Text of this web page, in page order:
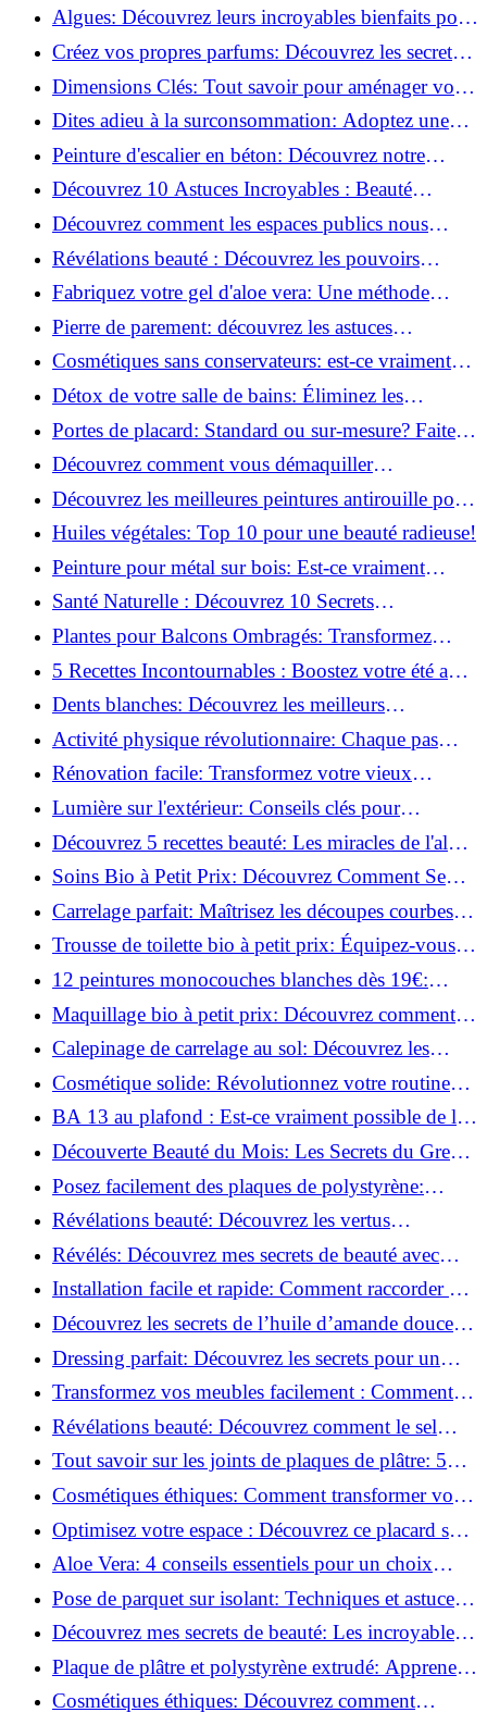
revitaliser les peaux fatiguées!
Algues: Découvrez leurs incroyables bienfaits pour
la santé et la beauté!
Créez vos propres parfums: Découvrez les secrets
de la fabrication artisanale!
Dimensions Clés: Tout savoir pour aménager votre
salle de bains!
Dites adieu à la surconsommation: Adoptez une
vie plus simple!
Peinture d'escalier en béton: Découvrez notre
tutoriel facile et rapide!
Découvrez 10 Astuces Incroyables : Beauté
Naturelle avec le Concombre !
Découvrez comment les espaces publics nous
incitent à être plus actifs : Révélations surprenantes!
Révélations beauté : Découvrez les pouvoirs
insoupçonnés du concombre!
Fabriquez votre gel d'aloe vera: Une méthode
simple et rapide à la maison!
Pierre de parement: découvrez les astuces
infaillibles pour un nettoyage parfait!
Cosmétiques sans conservateurs: est-ce vraiment
possible?
Détox de votre salle de bains: Éliminez les
ingrédients nocifs dès maintenant!
Portes de placard: Standard ou sur-mesure? Faites
le meilleur choix!
Découvrez comment vous démaquiller
naturellement: Astuces et secrets révélés!
Découvrez les meilleures peintures antirouille pour
le fer: Top 12 analysé!
Huiles végétales: Top 10 pour une beauté radieuse!
Peinture pour métal sur bois: Est-ce vraiment
possible?
Santé Naturelle : Découvrez 10 Secrets
Incontournables pour un Bien-être Optimal!
Plantes pour Balcons Ombragés: Transformez
votre Terrasse en Oasis Verte!
5 Recettes Incontournables : Boostez votre été avec
des huiles essentielles!
Dents blanches: Découvrez les meilleurs
ingrédients naturels!
Activité physique révolutionnaire: Chaque pas
compte pour votre santé!
Rénovation facile: Transformez votre vieux
parquet irrégulier en un clin d'œil!
Lumière sur l'extérieur: Conseils clés pour
concevoir et installer votre éclairage!
Découvrez 5 recettes beauté: Les miracles de l'aloe
vera pour votre peau!
Soins Bio à Petit Prix: Découvrez Comment Se
Chouchouter Pour Moins de 35€!
Carrelage parfait: Maîtrisez les découpes courbes
facilement!
Trousse de toilette bio à petit prix: Équipez-vous
pour moins de 25€!
12 peintures monocouches blanches dès 19€:
Découvrez les meilleures offres!
Maquillage bio à petit prix: Découvrez comment
s'équiper pour moins de 50€!
Calepinage de carrelage au sol: Découvrez les
astuces incontournables!
Cosmétique solide: Révolutionnez votre routine
beauté pour zéro déchet!
BA 13 au plafond : Est-ce vraiment possible de les
coller ?
Découverte Beauté du Mois: Les Secrets du Green
Glamour !
Posez facilement des plaques de polystyrène:
Transformez votre plafond sans effort !
Révélations beauté: Découvrez les vertus
insoupçonnées de l'huile de coco!
Révélés: Découvrez mes secrets de beauté avec
l'huile de ricin!
Installation facile et rapide: Comment raccorder un
luminaire au plafond!
Découvrez les secrets de l’huile d’amande douce :
Pourquoi vous devez l'adopter!
Dressing parfait: Découvrez les secrets pour un
rangement optimal!
Transformez vos meubles facilement : Comment
installer des roulettes en un clin d'œil !
Révélations beauté: Découvrez comment le sel
transforme votre routine!
Tout savoir sur les joints de plaques de plâtre: 5
questions clés pour comprendre les fissures!
Cosmétiques éthiques: Comment transformer votre
routine beauté!
Optimisez votre espace : Découvrez ce placard sous
rampant à portes coulissantes!
Aloe Vera: 4 conseils essentiels pour un choix
parfait!
Pose de parquet sur isolant: Techniques et astuces
pour un sol parfait!
Découvrez mes secrets de beauté: Les incroyables
vertus du raisin!
Plaque de plâtre et polystyrène extrudé: Apprenez
à les coller efficacement!
Cosmétiques éthiques: Découvrez comment